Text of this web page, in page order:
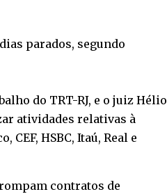
parados, segundo
do TRT-RJ, e o juiz Hélio
atividades relativas à
HSBC, Itaú, Real e
contratos de